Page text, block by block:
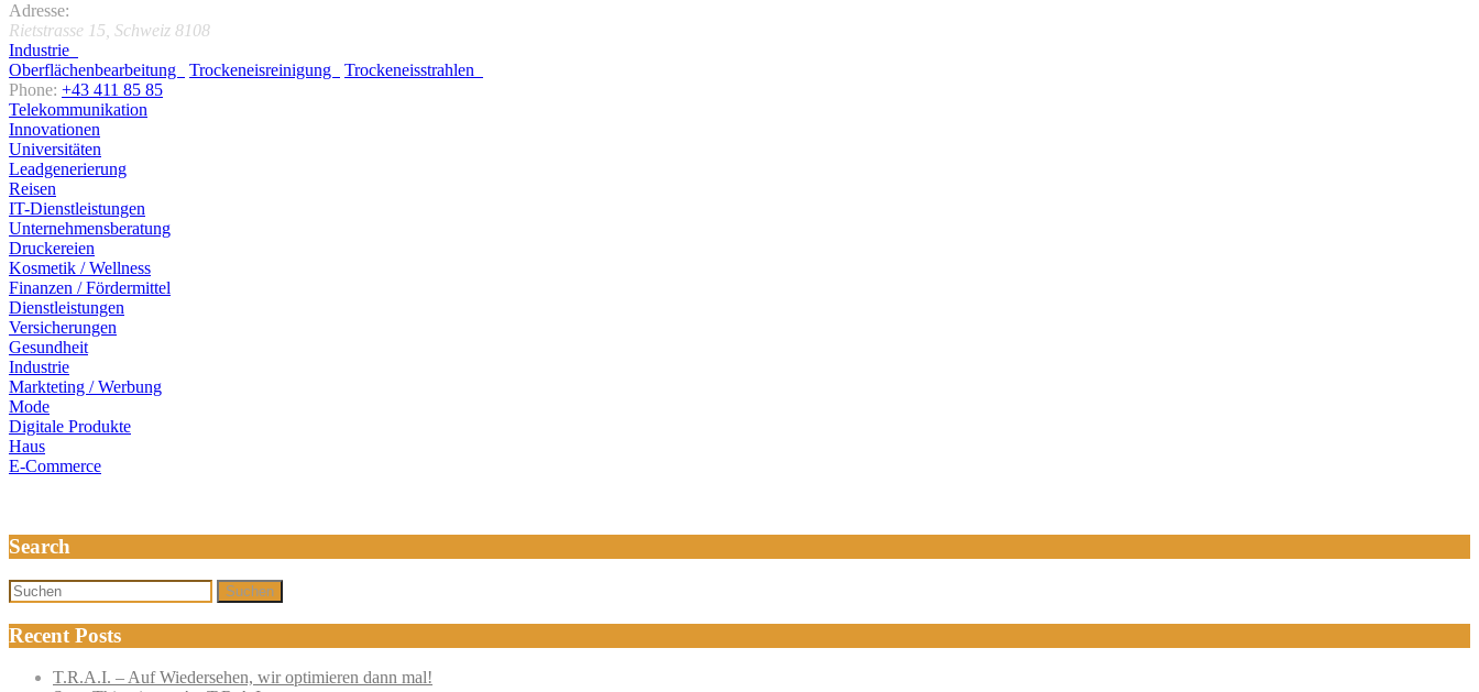
Adresse:
Rietstrasse 15 Schweiz 8108
Industrie
Oberflächenbearbeitung
Trockeneisreinigung
Trockeneisstrahlen
Phone: +43 411 85 85
Telekommunikation
Innovationen
Universitäten
Leadgenerierung
Reisen
IT-Dienstleistungen
Unternehmensberatung
Druckereien
Kosmetik / Wellness
Finanzen / Fördermittel
Dienstleistungen
Versicherungen
Gesundheit
Industrie
Markteting / Werbung
Mode
Digitale Produkte
Haus
E-Commerce
Search
Suchen
Recent Posts
T.R.A.I. – Auf Wiedersehen, wir optimieren dann mal!